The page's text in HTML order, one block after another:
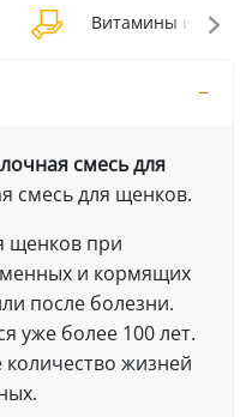
Витамины и
смесь для
смесь для щенков.
щенков при
и кормящих
после болезни.
уже более 100 лет.
количество жизней